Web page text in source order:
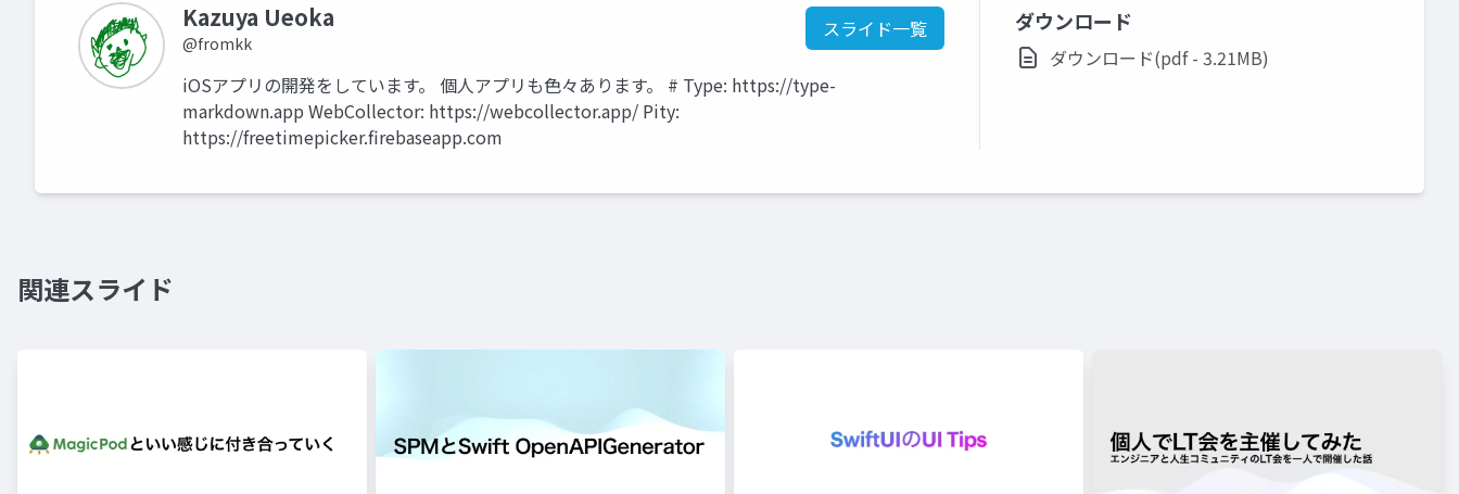
Kazuya Ueoka
@fromkk
スライド一覧
iOSアプリの開発をしています。 個人アプリも色々あります。 # Type: https://type-
markdown.app WebCollector: https://webcollector.app/ Pity:
https://freetimepicker.firebaseapp.com
ダウンロード
ダウンロード(pdf - 3.21MB)
関連スライド